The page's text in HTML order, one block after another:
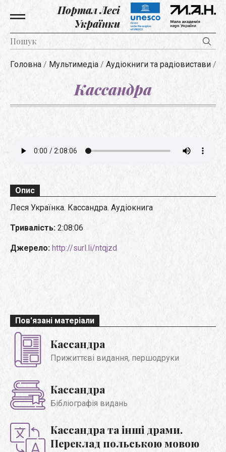
Портал Лесі
Українки
Головна / Мультимедіа / Аудіокниги та радіовистави /
Кассандра
Опис
Леся Українка. Кассандра. Аудіокнига
Тривалість: 2:08:06
Джерело: http://surl.li/ntqjzd
Пов'язані матеріали
Кассандра
Прижиттєві видання, першодруки
Кассандра
Бібліографія видань
Кассандра та інші драми.
Переклад польською мовою